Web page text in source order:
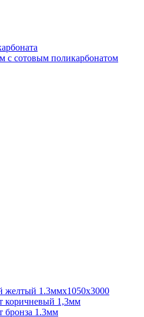
с сотовым поликарбонатом
желтый 1.3ммх1050х3000
коричневый 1,3мм
бронза 1.3мм